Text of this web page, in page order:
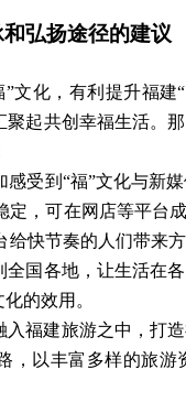
弘扬途径的建议
”文化 ，有利提升福建
起共创幸福生活。
感受到 “福”文化与新
定，可在网店等平台
给快节奏的人们带来
全国各地，让生活在
的效用。
入福建旅游之中，打
，以丰富多样的旅